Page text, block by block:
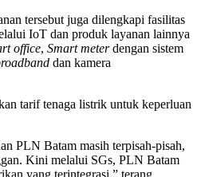
tersebut juga dilengkapi fasilitas
IoT dan produk layanan lainnya
office, Smart meterdengan sistem
dan kamera
tarif tenaga listrik untuk keperluan
PLN Batam masih terpisah-pisah,
Kini melalui SGs, PLN Batam
yang terintegrasi,” terang